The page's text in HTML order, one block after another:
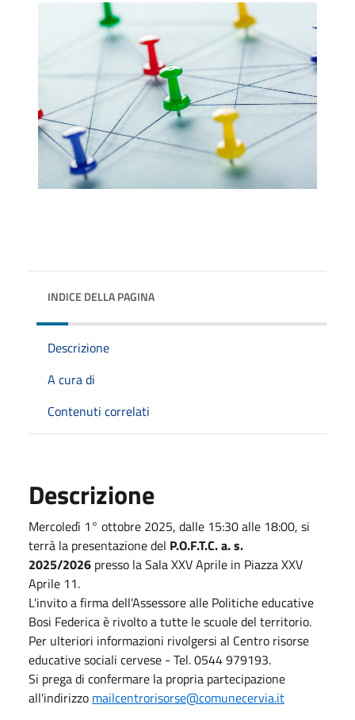
INDICE DELLA PAGINA
Descrizione
A cura di
Contenuti correlati
Descrizione
Mercoledì 1° ottobre 2025, dalle 15:30 alle 18:00, si
terrà la presentazione del P.O.F.T.C. a. s.
2025/2026 presso la Sala XXV Aprile in Piazza XXV
Aprile 11.
L'invito a firma dell'Assessore alle Politiche educative
Bosi Federica è rivolto a tutte le scuole del territorio.
Per ulteriori informazioni rivolgersi al Centro risorse
educative sociali cervese - Tel. 0544 979193.
Si prega di confermare la propria partecipazione
all'indirizzo mailcentrorisorse@comunecervia.it